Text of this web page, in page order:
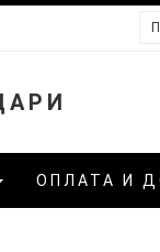
ОПЛАТА И